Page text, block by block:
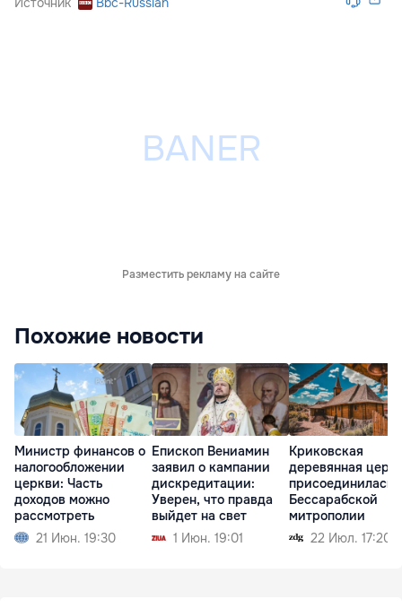
Разместить рекламу на сайте
Похожие новости
Министр финансов о
налогообложении
церкви: Часть
доходов можно
рассмотреть
21 Июн. 19:30
Епископ Вениамин
заявил о кампании
дискредитации:
Уверен, что правда
выйдет на свет
1 Июн. 19:01
Криковская
деревянная
присоединилась
Бессарабской
митрополии
22 Июл. 17:20